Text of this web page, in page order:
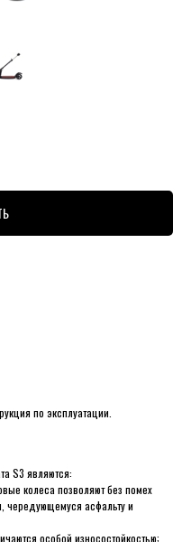
по эксплуатации.
S3 являются:
колеса позволяют без помех
чередующемуся асфальту и
особой износостойкостью;